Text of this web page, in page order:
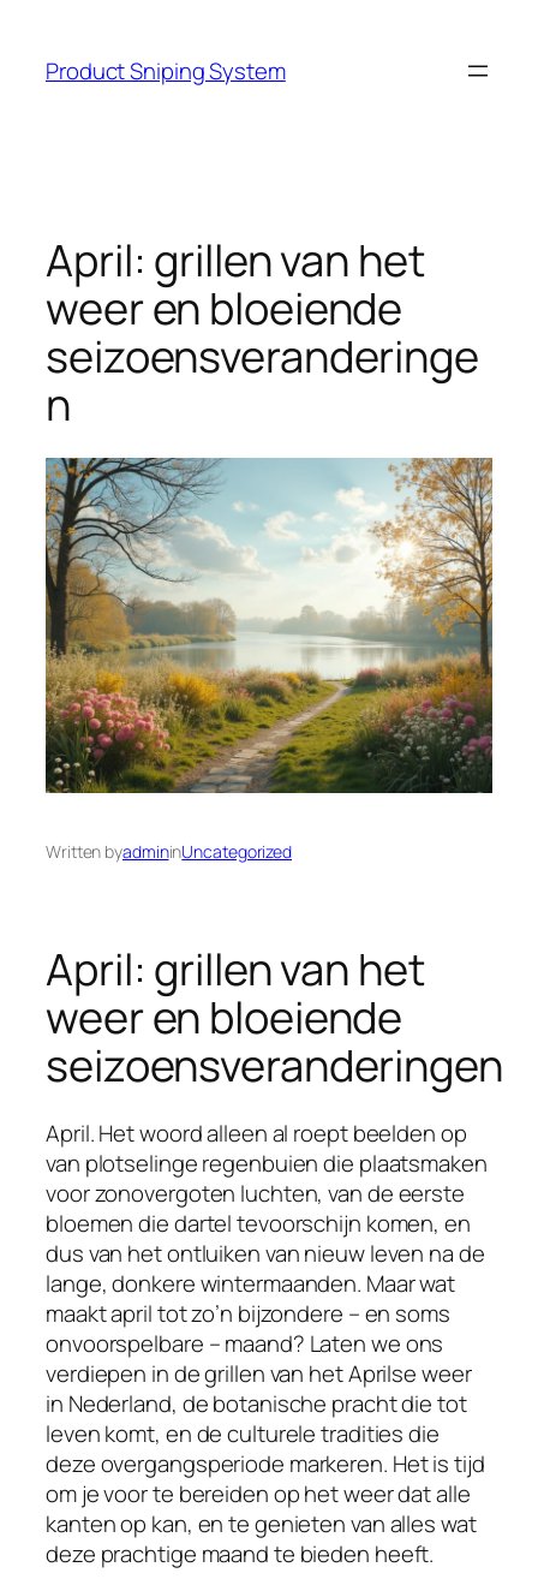
content
Product Sniping System
April: grillen van het
weer en bloeiende
seizoensveranderinge
n
Written byadmininUncategorized
April: grillen van het
weer en bloeiende
seizoensveranderingen
April. Het woord alleen al roept beelden op
van plotselinge regenbuien die plaatsmaken
voor zonovergoten luchten, van de eerste
bloemen die dartel tevoorschijn komen, en
dus van het ontluiken van nieuw leven na de
lange, donkere wintermaanden. Maar wat
maakt april tot zo’n bijzondere – en soms
onvoorspelbare – maand? Laten we ons
verdiepen in de grillen van het Aprilse weer
in Nederland, de botanische pracht die tot
leven komt, en de culturele tradities die
deze overgangsperiode markeren. Het is tijd
om je voor te bereiden op het weer dat alle
kanten op kan, en te genieten van alles wat
deze prachtige maand te bieden heeft.